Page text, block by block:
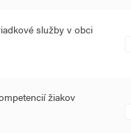
služby v obci
žiakov